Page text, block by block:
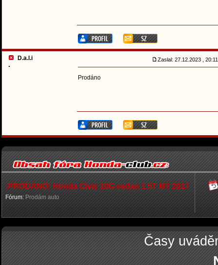
D.a.l.i Zaslal: 27.12.2023 ,
Prodáno
:PRODÁNO: Honda Civic 10G sedan 1.5T MT 2017
Fórum: Prodám auto
Časy